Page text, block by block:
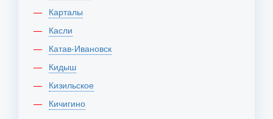
Карталы
Касли
Катав-Ивановск
Кидыш
Кизильское
Кичигино